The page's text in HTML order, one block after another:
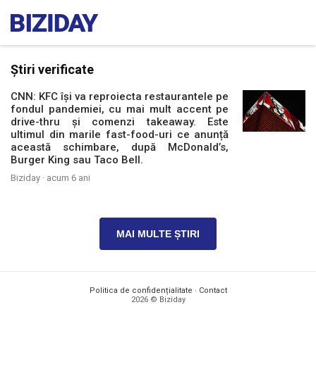
Știri verificate
CNN: KFC își va reproiecta restaurantele pe
fondul pandemiei, cu mai mult accent pe
drive-thru și comenzi takeaway. Este
ultimul din marile fast-food-uri ce anunță
această schimbare, după McDonald’s,
Burger King sau Taco Bell.
Biziday · acum 6 ani
MAI MULTE ȘTIRI
Politica de confidențialitate · Contact
2026 © Biziday